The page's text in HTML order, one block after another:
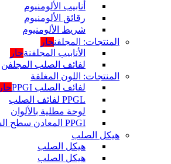
أنابيب الألومنيوم
رقائق الألومنيوم
شريط الألومنيوم
المنتجات: المجلفنحار
الأنابيب المجلفنةحار
لفائف الصلب المجلفن
المنتجات: اللون المغلفة
لفائف الصلب PPGI
حار
PPGL لفائف الصلب
لوحة مطلية بالألوان
PPGI المعادن سطح السفينة
هيكل الصلب
هيكل الصلب
هيكل الصلب